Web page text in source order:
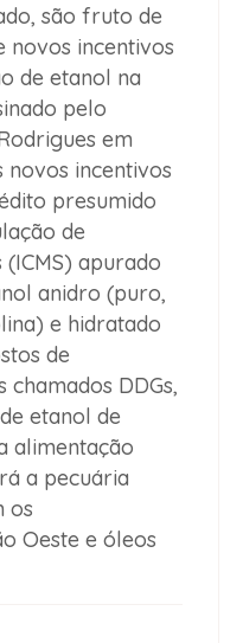
são fruto de
novos incentivos
de etanol na
pelo
em
novos incentivos
presumido
de
apurado
anidro (puro,
e hidratado
de
DDGs,
etanol de
alimentação
a pecuária
os
Oeste e óleos